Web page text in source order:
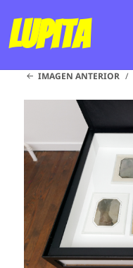
Lupita
IMAGEN ANTERIOR